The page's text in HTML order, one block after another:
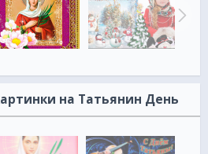
на Татьянин День